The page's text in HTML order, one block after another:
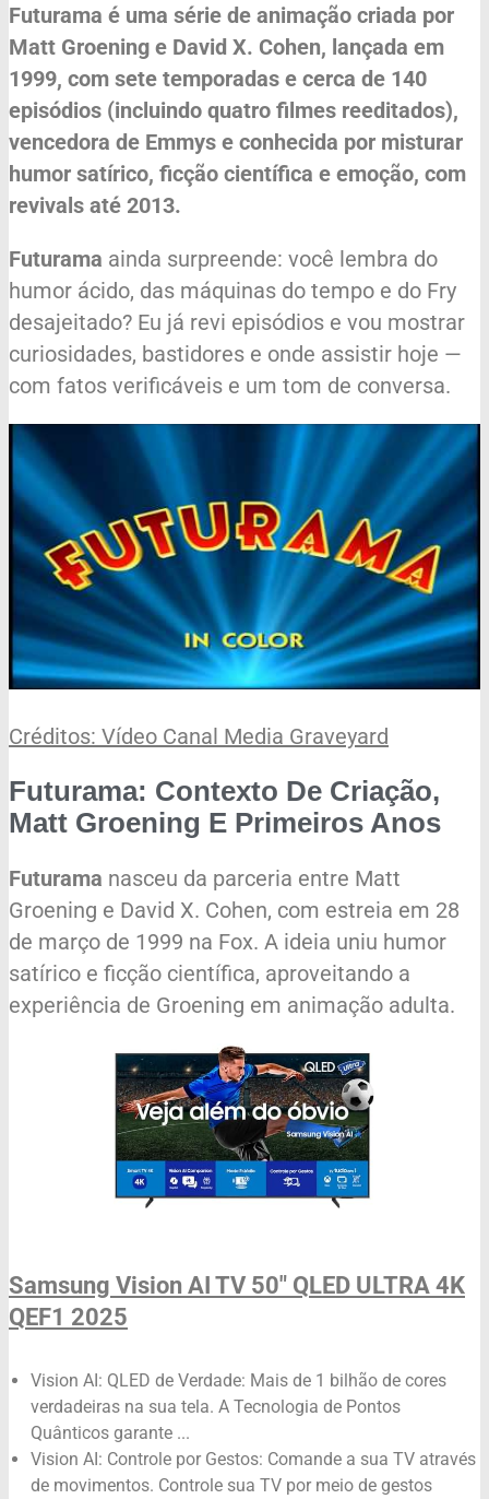
Futurama é uma série de animação criada por
Matt Groening e David X. Cohen, lançada em
1999, com sete temporadas e cerca de 140
episódios (incluindo quatro filmes reeditados),
vencedora de Emmys e conhecida por misturar
humor satírico, ficção científica e emoção, com
revivals até 2013.
Futurama ainda surpreende: você lembra do
humor ácido, das máquinas do tempo e do Fry
desajeitado? Eu já revi episódios e vou mostrar
curiosidades, bastidores e onde assistir hoje —
com fatos verificáveis e um tom de conversa.
Créditos: Vídeo Canal Media Graveyard
Futurama: Contexto De Criação,
Matt Groening E Primeiros Anos
Futurama nasceu da parceria entre Matt
Groening e David X. Cohen, com estreia em 28
de março de 1999 na Fox. A ideia uniu humor
satírico e ficção científica, aproveitando a
experiência de Groening em animação adulta.
Samsung Vision AI TV 50" QLED ULTRA 4K
QEF1 2025
Vision AI: QLED de Verdade: Mais de 1 bilhão de cores
verdadeiras na sua tela. A Tecnologia de Pontos
Quânticos garante ...
Vision AI: Controle por Gestos: Comande a sua TV através
de movimentos. Controle sua TV por meio de gestos